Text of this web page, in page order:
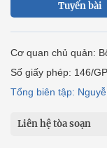
Tuyến bài
Cơ quan chủ quản:
Số giấy phép: 146/
Tổng biên tập:
Liên hệ tòa soạn